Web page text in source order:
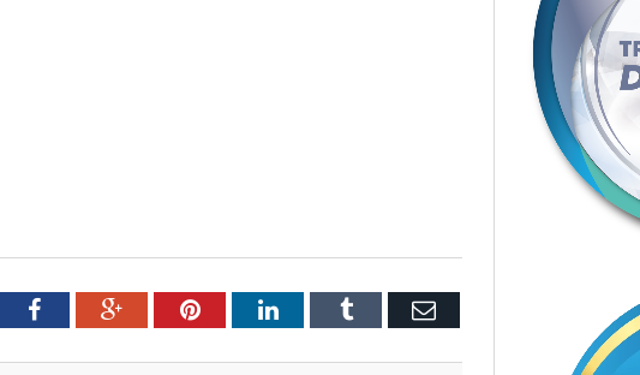
FacebookGoogle+PinterestLinkedInTumblr Email